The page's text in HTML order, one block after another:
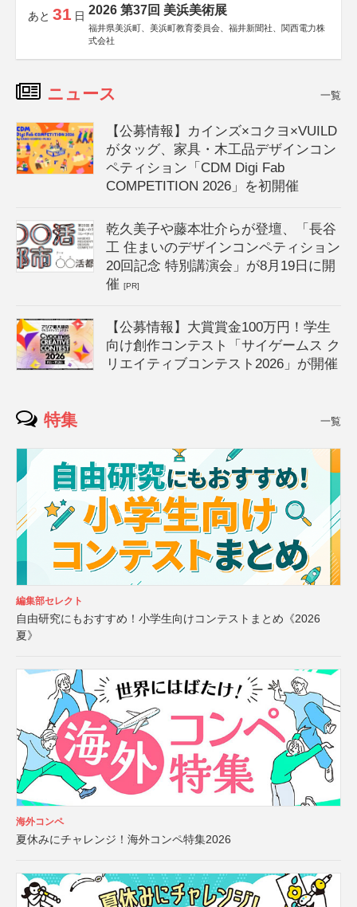
あと 31 日 2026 第37回 美浜美術展
福井県美浜町、美浜町教育委員会、福井新聞社、関西電力株
式会社
ニュース 一覧
【公募情報】カインズ×コクヨ×VUILD
がタッグ、家具・木工品デザインコン
ペティション「CDM Digi Fab
COMPETITION 2026」を初開催
乾久美子や藤本壮介らが登壇、「長谷
工 住まいのデザインコンペティション
20回記念 特別講演会」が8月19日に開
催[PR]
【公募情報】大賞賞金100万円！学生
向け創作コンテスト「サイゲームス ク
リエイティブコンテスト2026」が開催
特集 一覧
編集部セレクト
自由研究にもおすすめ！小学生向けコンテストまとめ《2026
夏》
海外コンペ
夏休みにチャレンジ！海外コンペ特集2026